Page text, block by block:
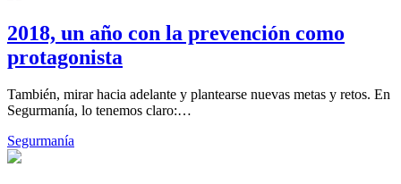
2018, un año con la prevención como
protagonista
También, mirar hacia adelante y plantearse nuevas metas y retos. En
Segurmanía, lo tenemos claro:…
Segurmanía